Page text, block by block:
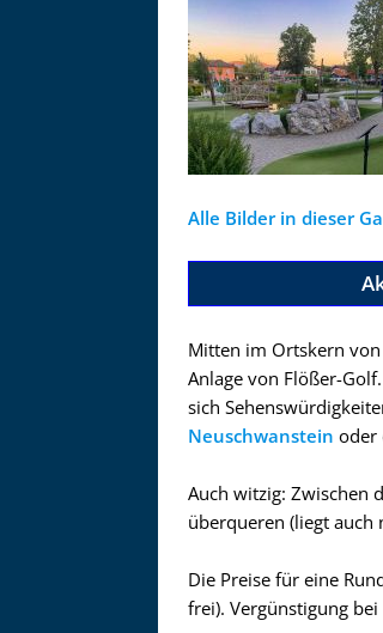
Alle Bilder in dieser
Mitten im Ortskern von
Anlage von Flößer-
sich
Neuschwanstein oder
Auch witzig: Zwischen
überqueren (liegt auch
Die Preise für eine
frei). Vergünstigung